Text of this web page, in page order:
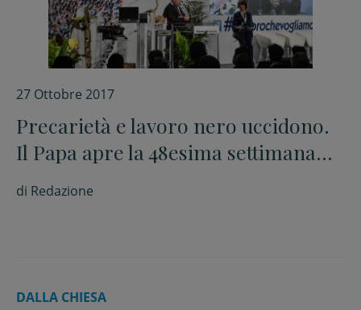
27 Ottobre 2017
Precarietà e lavoro nero uccidono.
Il Papa apre la 48esima settimana
sociale dei cattolici
di Redazione
DALLA CHIESA